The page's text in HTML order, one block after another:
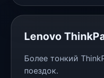
Lenovo
Более тонкий
поездок.